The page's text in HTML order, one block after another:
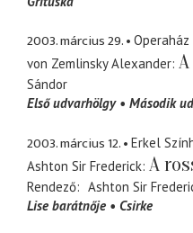
2003. március 29.
Operaház
von Zemlinsky Alexander
Sándor
Első udvarhölgy
Második
2003. március 12.
Erkel
Ashton Sir Frederick A
Rendező
Ashton Sir
Lise barátnője
Csirke